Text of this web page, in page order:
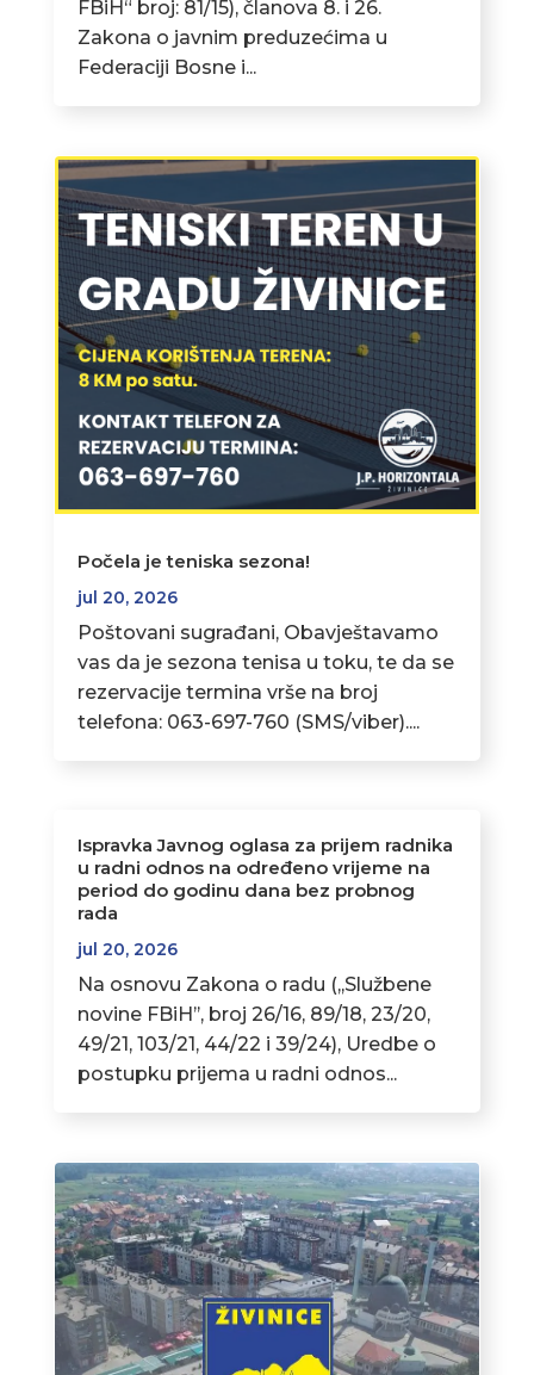
FBiH“ broj: 81/15), članova 8. i 26.
Zakona o javnim preduzećima u
Federaciji Bosne i...
Počela je teniska sezona!
jul 20, 2026
Poštovani sugrađani, Obavještavamo
vas da je sezona tenisa u toku, te da se
rezervacije termina vrše na broj
telefona: 063-697-760 (SMS/viber)....
Ispravka Javnog oglasa za prijem radnika
u radni odnos na određeno vrijeme na
period do godinu dana bez probnog
rada
jul 20, 2026
Na osnovu Zakona o radu (,,Službene
novine FBiH’’, broj 26/16, 89/18, 23/20,
49/21, 103/21, 44/22 i 39/24), Uredbe o
postupku prijema u radni odnos...